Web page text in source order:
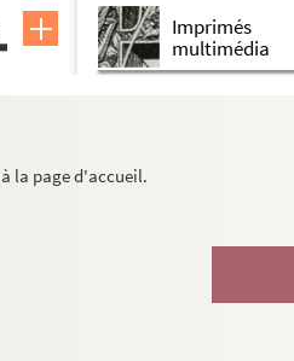
Imprimés
multimédia
la page d'accueil.